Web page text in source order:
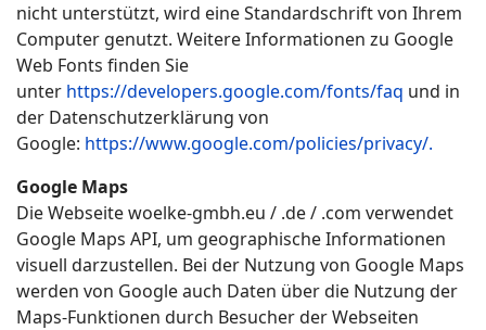
nicht unterstützt, wird eine Standardschrift von Ihrem
Computer genutzt. Weitere Informationen zu Google
Web Fonts finden Sie
unter https://developers.google.com/fonts/faq und in
der Datenschutzerklärung von
Google: https://www.google.com/policies/privacy/.
Google Maps
Die Webseite woelke-gmbh.eu / .de / .com verwendet
Google Maps API, um geographische Informationen
visuell darzustellen. Bei der Nutzung von Google Maps
werden von Google auch Daten über die Nutzung der
Maps-Funktionen durch Besucher der Webseiten